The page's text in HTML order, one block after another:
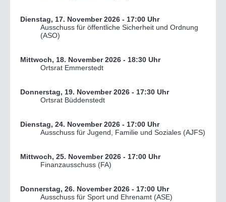
Dienstag, 17. November 2026 - 17:00 Uhr
Ausschuss für öffentliche Sicherheit und Ordnung
(ASO)
Mittwoch, 18. November 2026 - 18:30 Uhr
Ortsrat Emmerstedt
Donnerstag, 19. November 2026 - 17:30 Uhr
Ortsrat Büddenstedt
Dienstag, 24. November 2026 - 17:00 Uhr
Ausschuss für Jugend, Familie und Soziales (AJFS)
Mittwoch, 25. November 2026 - 17:00 Uhr
Finanzausschuss (FA)
Donnerstag, 26. November 2026 - 17:00 Uhr
Ausschuss für Sport und Ehrenamt (ASE)